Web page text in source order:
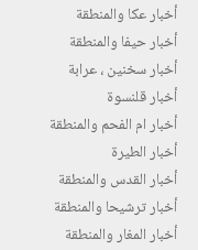
أخبار عكا والمنطقة
أخبار حيفا والمنطقة
أخبار سخنين ، عرابة
أخبار قلنسوة
أخبار ام الفحم والمنطقة
أخبار الطيرة
أخبار القدس والمنطقة
أخبار ترشيحا والمنطقة
أخبار المغار والمنطقة